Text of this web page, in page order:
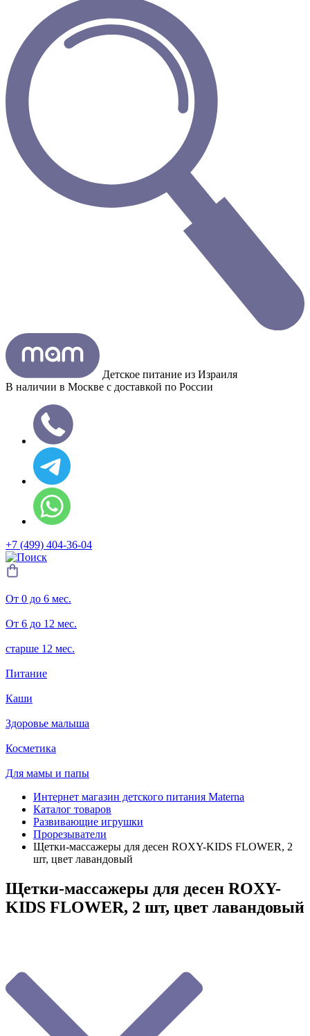
Детское питание из Израиля
В наличии в Москве с доставкой по России
+7 (499) 404-36-04
От 0 до 6 мес.
От 6 до 12 мес.
старше 12 мес.
Питание
Каши
Здоровье малыша
Косметика
Для мамы и папы
Интернет магазин детского питания Materna
Каталог товаров
Развивающие игрушки
Прорезыватели
Щетки-массажеры для десен ROXY-KIDS FLOWER, 2
шт, цвет лавандовый
Щетки-массажеры для десен ROXY-
KIDS FLOWER, 2 шт, цвет лавандовый